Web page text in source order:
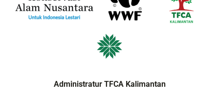
Administratur TFCA Kalimantan